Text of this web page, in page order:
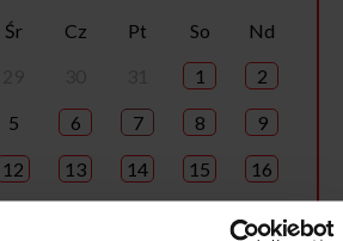
Śr Cz Pt So
Nd
1 2
5 6 7 8 9
12 13 14 15 16
23